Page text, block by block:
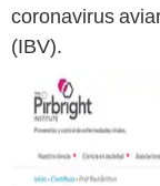
coronavirus
(IBV).